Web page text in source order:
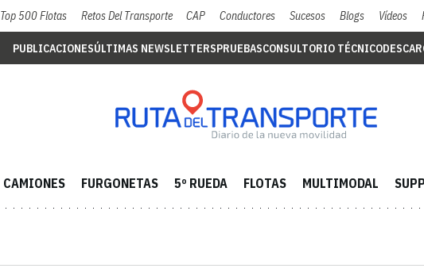
Top 500 Flotas Retos Del Transporte CAP Conductores Sucesos Blogs Vídeos
PUBLICACIONESÚLTIMAS NEWSLETTERSPRUEBASCONSULTORIO TÉCNICO
CAMIONES FURGONETAS 5º RUEDA FLOTAS MULTIMODAL